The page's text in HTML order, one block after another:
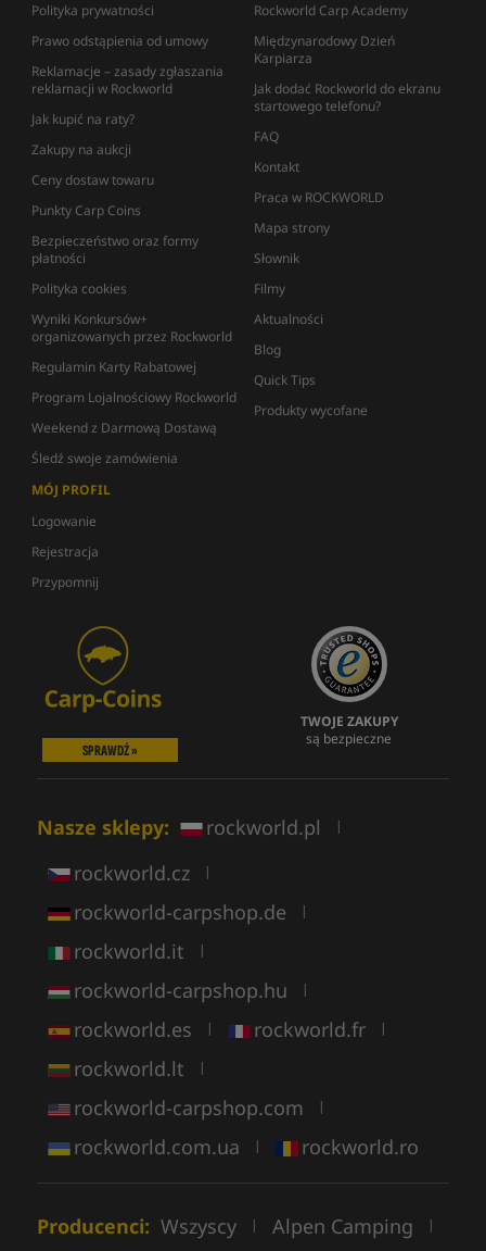
Polityka prywatności
Prawo odstąpienia od umowy
Reklamacje – zasady zgłaszania
reklamacji w Rockworld
Jak kupić na raty?
Zakupy na aukcji
Ceny dostaw towaru
Punkty Carp Coins
Bezpieczeństwo oraz formy
płatności
Polityka cookies
Wyniki Konkursów+
organizowanych przez Rockworld
Regulamin Karty Rabatowej
Program Lojalnościowy Rockworld
Weekend z Darmową Dostawą
Śledź swoje zamówienia
Rockworld Carp Academy
Międzynarodowy Dzień
Karpiarza
Jak dodać Rockworld do ekranu
startowego telefonu?
FAQ
Kontakt
Praca w ROCKWORLD
Mapa strony
Słownik
Filmy
Aktualności
Blog
Quick Tips
Produkty wycofane
MÓJ PROFIL
Logowanie
Rejestracja
Przypomnij
SPRAWDŹ »
TWOJE ZAKUPY
są bezpieczne
Nasze sklepy: rockworld.pl |
rockworld.cz |
rockworld-carpshop.de |
rockworld.it |
rockworld-carpshop.hu |
rockworld.es | rockworld.fr |
rockworld.lt |
rockworld-carpshop.com |
rockworld.com.ua | rockworld.ro
Producenci: Wszyscy | Alpen Camping |